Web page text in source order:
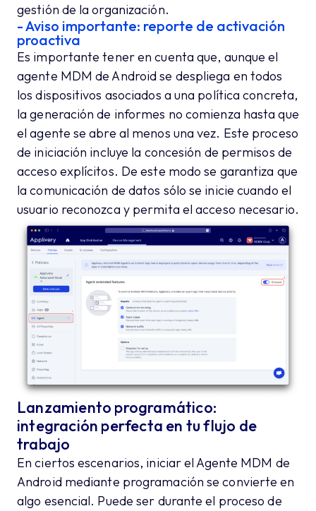
gestión de la organización.
- Aviso importante: reporte de activación
proactiva
Es importante tener en cuenta que, aunque el
agente MDM de Android se despliega en todos
los dispositivos asociados a una política concreta,
la generación de informes no comienza hasta que
el agente se abre al menos una vez. Este proceso
de iniciación incluye la concesión de permisos de
acceso explícitos. De este modo se garantiza que
la comunicación de datos sólo se inicie cuando el
usuario reconozca y permita el acceso necesario.
Lanzamiento programático:
integración perfecta en tu flujo de
trabajo
En ciertos escenarios, iniciar el Agente MDM de
Android mediante programación se convierte en
algo esencial. Puede ser durante el proceso de